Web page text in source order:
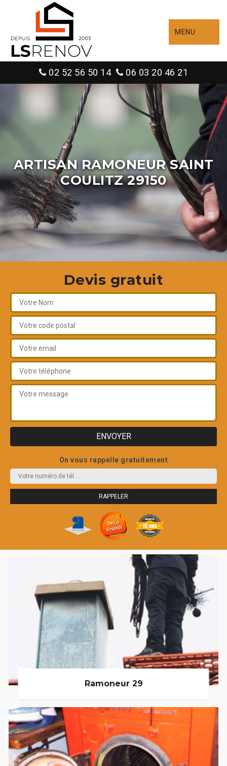
MENU
02 52 56 50 14 06 03 20 46 21
ARTISAN RAMONEUR SAINT
COULITZ 29150
Devis gratuit
On vous rappelle gratuitement
Ramoneur 29